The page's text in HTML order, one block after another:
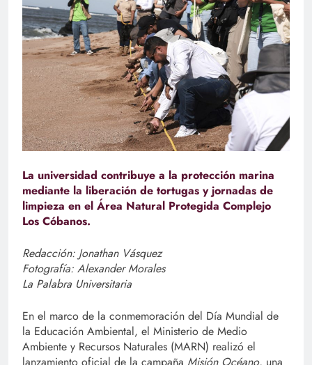
La universidad contribuye a la protección marina
mediante la liberación de tortugas y jornadas de
limpieza en el Área Natural Protegida Complejo
Los Cóbanos.
Redacción: Jonathan Vásquez
Fotografía: Alexander Morales
La Palabra Universitaria
En el marco de la conmemoración del Día Mundial de
la Educación Ambiental, el Ministerio de Medio
Ambiente y Recursos Naturales (MARN) realizó el